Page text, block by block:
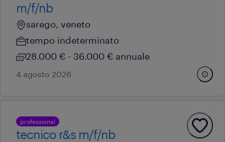
m/f/nb
sarego, veneto
tempo indeterminato
28.000 € - 36.000 € annuale
4 agosto 2026
professional
tecnico r&s m/f/nb